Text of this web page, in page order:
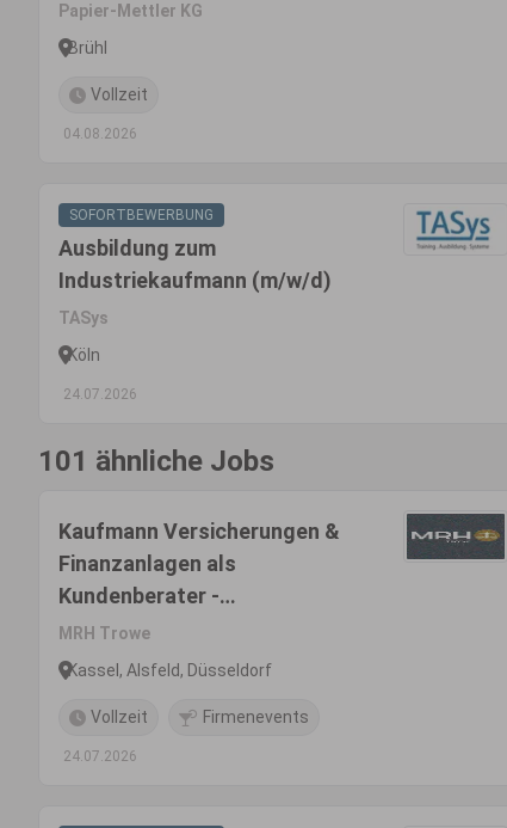
Papier-Mettler KG
Brühl
Vollzeit
04.08.2026
SOFORTBEWERBUNG
Ausbildung zum
Industriekaufmann (m/w/d)
TASys
Köln
24.07.2026
101 ähnliche Jobs
Kaufmann Versicherungen &
Finanzanlagen als
Kundenberater -
Vertriebsinnendienst,
gewerbliche Versicherungen
MRH Trowe
Kassel, Alsfeld, Düsseldorf
Vollzeit Firmenevents
24.07.2026